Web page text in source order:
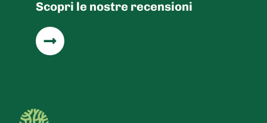
Scopri le nostre recensioni